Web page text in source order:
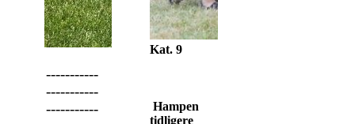
-----------
-----------
-----------
Kat. 9
Hampen
tidligere